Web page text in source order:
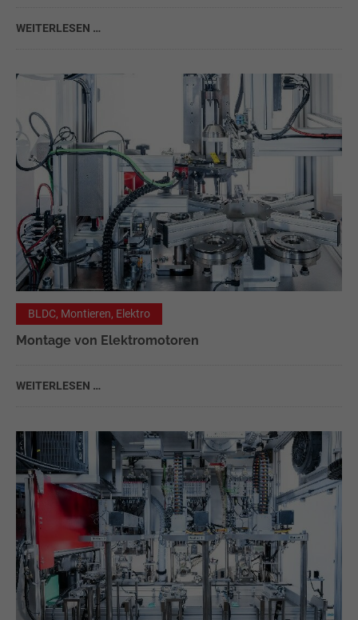
WEITERLESEN …
BLDC, Montieren, Elektro
Montage von Elektromotoren
WEITERLESEN …